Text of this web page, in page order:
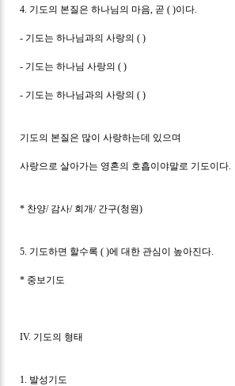
4. 기도의 본질은 하나님의 마음, 곧( )이다.
- 기도는 하나님과의 사랑의( )
- 기도는 하나님 사랑의( )
- 기도는 하나님과의 사랑의( )
기도의 본질은 많이 사랑하는데 있으며
사랑으로 살아가는 영혼의 호흡이야말로 기도이다.
* 찬양/ 감사/ 회개/ 간구(청원)
5. 기도하면 할수록( )에 대한 관심이 높아진다.
* 중보기도
IV. 기도의 형태
1. 발성기도